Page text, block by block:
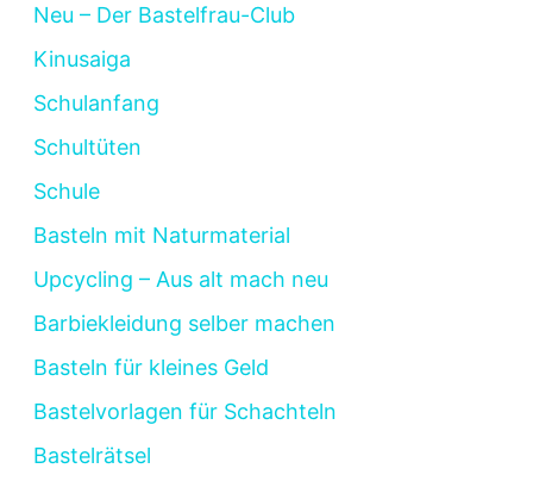
Neu – Der Bastelfrau-Club
Kinusaiga
Schulanfang
Schultüten
Schule
Basteln mit Naturmaterial
Upcycling – Aus alt mach neu
Barbiekleidung selber machen
Basteln für kleines Geld
Bastelvorlagen für Schachteln
Bastelrätsel